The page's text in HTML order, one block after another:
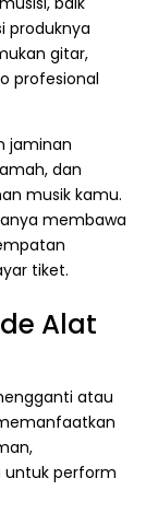
produknya
gitar,
profesional
jaminan
dan
musik kamu.
membawa
tiket.
Alat
atau
untuk perform